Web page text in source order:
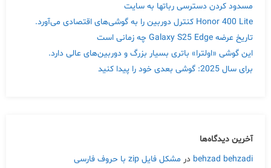
مسدود کردن دسترسی رباتها به سایت
Honor 400 Lite کنترل دوربین را به گوشی‌های اقتصادی می‌آورد.
تاریخ عرضه Galaxy S25 Edge چه زمانی است
این گوشی «اولترا» باتری بسیار بزرگ و دوربین‌های عالی دارد.
برای سال 2025: گوشی بعدی خود را پیدا کنید
آخرین دیدگاه‌ها
behzad behzadi در مشکل فایل zip با حروف فارسی